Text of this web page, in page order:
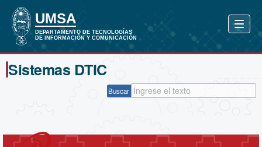
Sistemas DTIC
Buscar